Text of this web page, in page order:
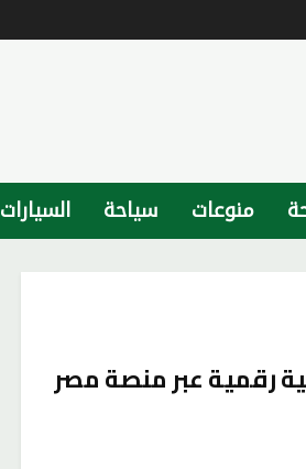
منوعات سياحة السيارات
خدمة حكومية رقمية عبر منصة مصر